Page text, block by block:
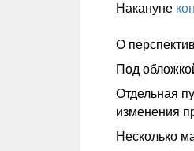
Накануне
О
Под
Отдельная
изменения
Несколько